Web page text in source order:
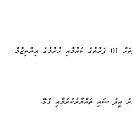
އެއްމަސް ދުވަހުގެ މުއްދަތަށް 01 ފަރާތުގެ ކެއުމާއި ހުރުމުގެ އިންތިޒާމް